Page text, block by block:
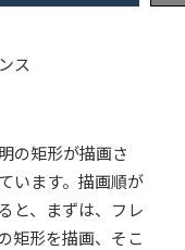
ス
の矩形が描画さ
います。描画順が
と、まずは、フレ
矩形を描画、そこ